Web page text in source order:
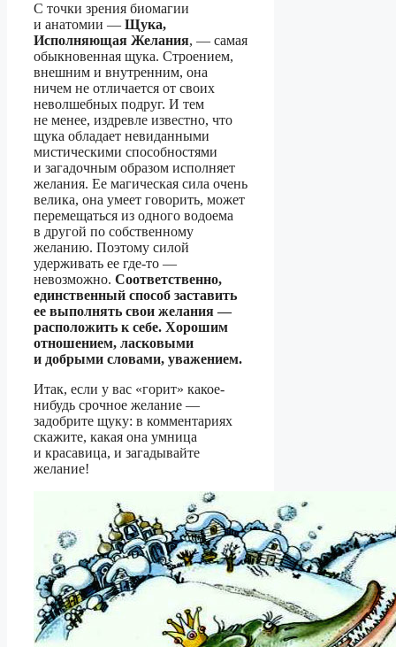
С точки зрения биомагии
и анатомии — Щука,
Исполняющая Желания, — самая
обыкновенная щука. Строением,
внешним и внутренним, она
ничем не отличается от своих
неволшебных подруг. И тем
не менее, издревле известно, что
щука обладает невиданными
мистическими способностями
и загадочным образом исполняет
желания. Ее магическая сила очень
велика, она умеет говорить, может
перемещаться из одного водоема
в другой по собственному
желанию. Поэтому силой
удерживать ее где-то —
невозможно. Соответственно,
единственный способ заставить
ее выполнять свои желания —
расположить к себе. Хорошим
отношением, ласковыми
и добрыми словами, уважением.
Итак, если у вас «горит» какое-
нибудь срочное желание —
задобрите щуку: в комментариях
скажите, какая она умница
и красавица, и загадывайте
желание!